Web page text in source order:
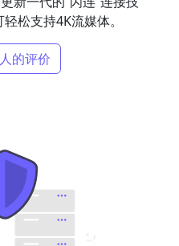
松支持4K流媒体。
的评价